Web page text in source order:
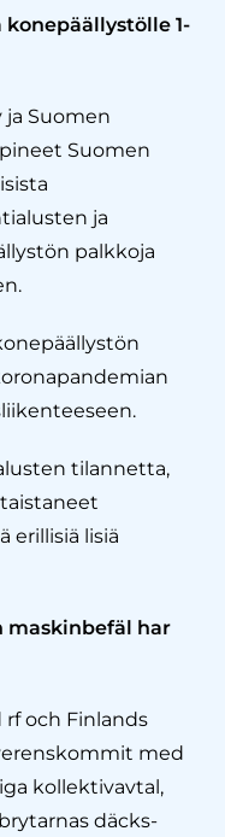
1-
Suomen
Suomen
ja
palkkoja
tilannetta,
erillisiä lisiä
maskinbefäl har
och Finlands
med
kollektivavtal,
däcks-